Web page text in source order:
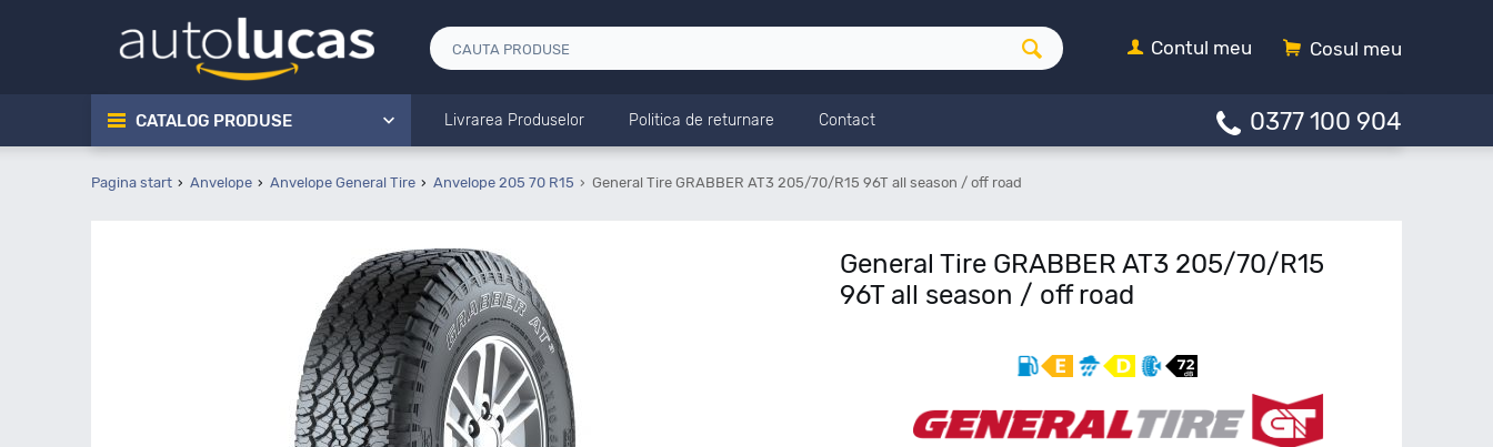
Cosul meu
Contul meu
CATALOG PRODUSE Livrarea Produselor Politica de returnare Contact 0377 100 904
Pagina start Anvelope Anvelope General Tire Anvelope 205 70 R15 General Tire GRABBER AT3 205/70/R15 96T all season / off road
General Tire GRABBER AT3 205/70/R15
96T all season / off road